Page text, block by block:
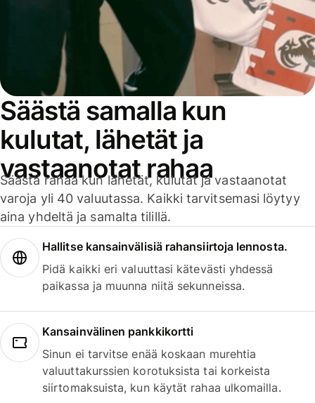
Säästä samalla kun
kulutat, lähetät ja
vastaanotat rahaa
Säästä rahaa kun lähetät, kulutat ja vastaanotat
varoja yli 40 valuutassa. Kaikki tarvitsemasi löytyy
aina yhdeltä ja samalta tilillä.
Hallitse kansainvälisiä rahansiirtoja lennosta.
Pidä kaikki eri valuuttasi kätevästi yhdessä
paikassa ja muunna niitä sekunneissa.
Kansainvälinen pankkikortti
Sinun ei tarvitse enää koskaan murehtia
valuuttakurssien korotuksista tai korkeista
siirtomaksuista, kun käytät rahaa ulkomailla.